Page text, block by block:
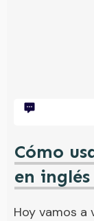
Cómo
en
Hoy vamos